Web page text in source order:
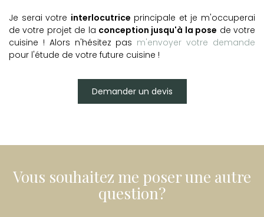
Je serai votre interlocutrice principale et je m'occuperai
de votre projet de la conception jusqu'à la pose de votre
cuisine ! Alors n'hésitez pas m'envoyer votre demande
pour l'étude de votre future cuisine !
Demander un devis
Vous souhaitez me poser une autre
question?